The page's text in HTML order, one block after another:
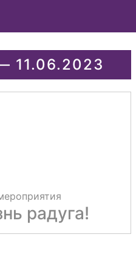
11.06.2023
радуга!